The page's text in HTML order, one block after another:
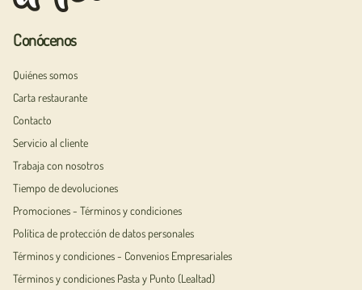
Conócenos
Quiénes somos
Carta restaurante
Contacto
Servicio al cliente
Trabaja con nosotros
Tiempo de devoluciones
Promociones - Términos y condiciones
Política de protección de datos personales
Términos y condiciones - Convenios Empresariales
Términos y condiciones Pasta y Punto (Lealtad)